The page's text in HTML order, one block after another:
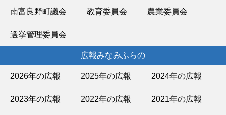
南富良野町議会 教育委員会 農業委員会
選挙管理委員会
広報みなみふらの
2026年の広報 2025年の広報 2024年の広報
2023年の広報 2022年の広報 2021年の広報